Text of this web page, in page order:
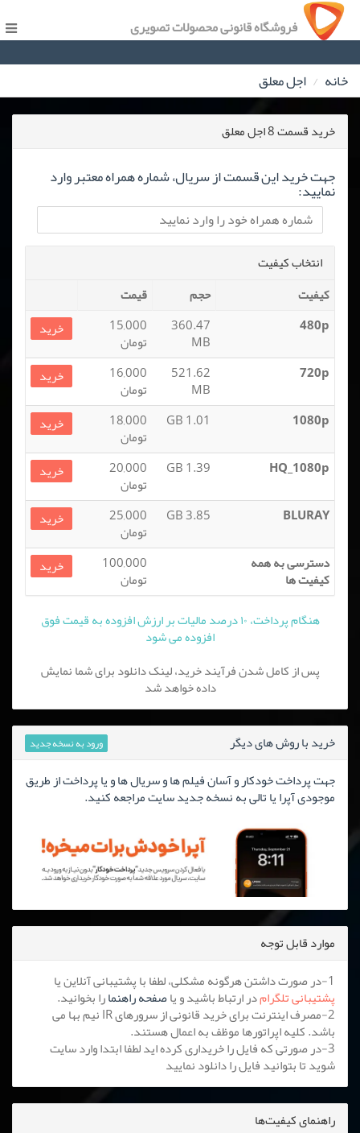
فروشگاه قانونی محصولات تصویری
خانه اجل معلق
خرید قسمت 8 اجل معلق
جهت خرید این قسمت از سریال، شماره همراه معتبر وارد
نمایید:
انتخاب کیفیت
کیفیت
حجم
قیمت
480p
360.47
MB
15,000
تومان
خرید
720p
521.62
MB
16,000
تومان
خرید
1080p
1.01 GB
18,000
تومان
خرید
HQ_1080p
1.39 GB
20,000
تومان
خرید
BLURAY
3.85 GB
25,000
تومان
خرید
دسترسی به همه
کیفیت ها
100,000
تومان
خرید
هنگام پرداخت، ۱۰ درصد مالیات بر ارزش افزوده به قیمت فوق
افزوده می شود
پس از کامل شدن فرآیند خرید، لینک دانلود برای شما نمایش
داده خواهد شد
خرید با روش های دیگر ورود به نسخه جدید
جهت پرداخت خودکار و آسان فیلم ها و سریال ها و یا پرداخت از طریق
موجودی آپرا یا تالی به نسخه جدید سایت مراجعه کنید.
موارد قابل توجه
1-در صورت داشتن هرگونه مشکلی، لطفا با پشتیبانی آنلاین یا
پشتیبانی تلگرامدر ارتباط باشید و یاصفحه راهنمارا بخوانید.
2-مصرف اینترنت برای خرید قانونی از سرورهای IR نیم بها می
باشد. کلیه اپراتورها موظف به اعمال هستند.
3-در صورتی که فایل را خریداری کرده اید لطفا ابتدا وارد سایت
شوید تا بتوانید فایل را دانلود نمایید
راهنمای کیفیت‌ها